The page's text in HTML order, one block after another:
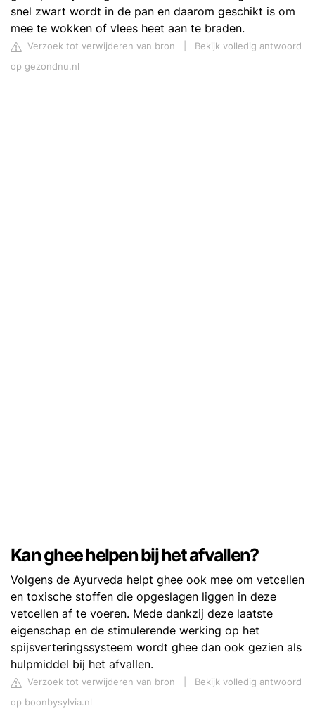
snel zwart wordt in de pan en daarom geschikt is om
mee te wokken of vlees heet aan te braden.
Verzoek tot verwijderen van bron
Bekijk volledig antwoord
op gezondnu.nl
Kan ghee helpen bij het afvallen?
Volgens de Ayurveda helpt ghee ook mee om vetcellen
en toxische stoffen die opgeslagen liggen in deze
vetcellen af te voeren. Mede dankzij deze laatste
eigenschap en de stimulerende werking op het
spijsverteringssysteem wordt ghee dan ook gezien als
hulpmiddel bij het afvallen.
Verzoek tot verwijderen van bron
Bekijk volledig antwoord
op boonbysylvia.nl